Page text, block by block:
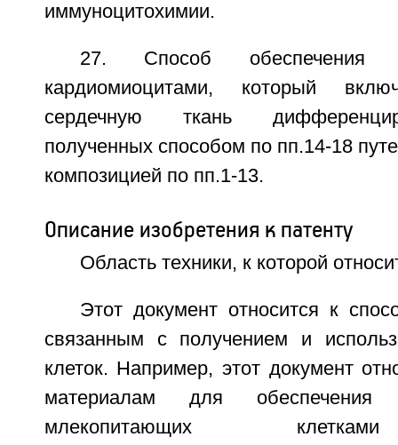
иммуноцитохимии.
27. Способ обеспечения
кардиомиоцитами, который
сердечную ткань
полученных способом по пп.14-18
композицией по пп.1-13.
Описание изобретения к патенту
Область техники, к которой
Этот документ относится к
связанным с получением и
клеток. Например, этот документ
материалам для обеспечения
млекопитающих